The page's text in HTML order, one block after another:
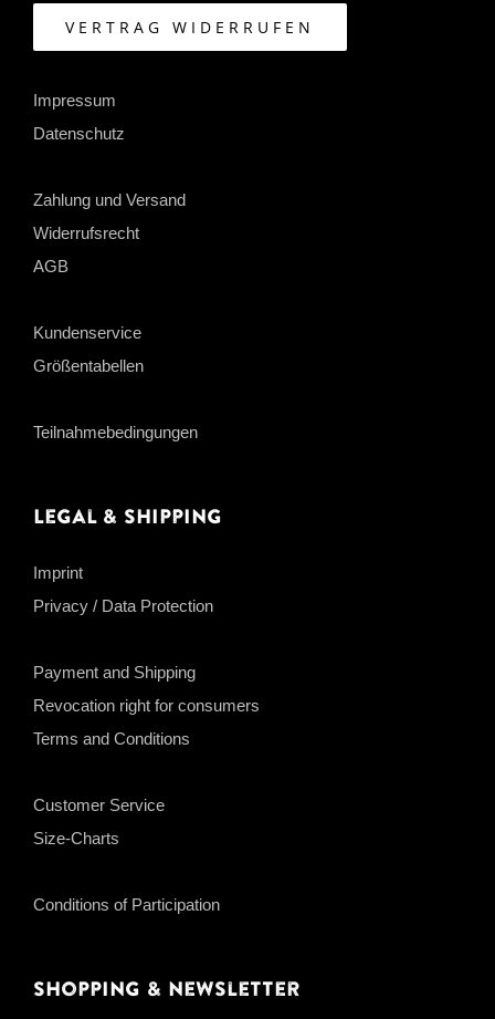
VERTRAG WIDERRUFEN
Impressum
Datenschutz
Zahlung und Versand
Widerrufsrecht
AGB
Kundenservice
Größentabellen
Teilnahmebedingungen
Legal & Shipping
Imprint
Privacy / Data Protection
Payment and Shipping
Revocation right for consumers
Terms and Conditions
Customer Service
Size-Charts
Conditions of Participation
Shopping & Newsletter